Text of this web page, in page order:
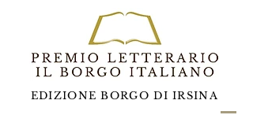
EDIZIONE BORGO DI IRSINA